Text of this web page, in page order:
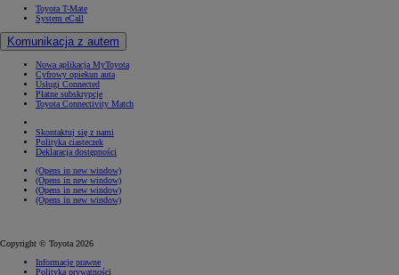
Toyota T-Mate
System eCall
Komunikacja z autem
Nowa aplikacja MyToyota
Cyfrowy opiekun auta
Usługi Connected
Płatne subskrypcje
Toyota Connectivity Match
Skontaktuj się z nami
Polityka ciasteczek
Deklaracja dostępności
(Opens in new window)
(Opens in new window)
(Opens in new window)
(Opens in new window)
Copyright © Toyota 2026
Informacje prawne
Polityka prywatności